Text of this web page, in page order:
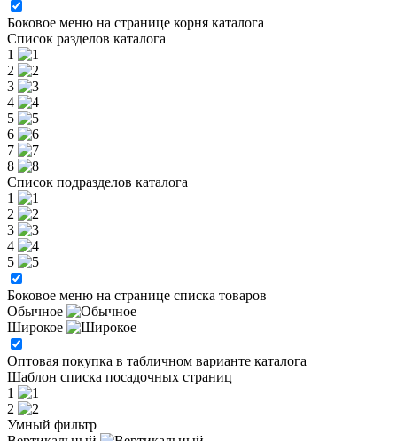
Боковое меню на странице корня каталога
Список разделов каталога
1
2
3
4
5
6
7
8
Список подразделов каталога
1
2
3
4
5
Боковое меню на странице списка товаров
Обычное
Широкое
Оптовая покупка в табличном варианте каталога
Шаблон списка посадочных страниц
1
2
Умный фильтр